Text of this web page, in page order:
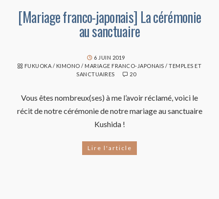
[Mariage franco-japonais] La cérémonie
au sanctuaire
6 JUIN 2019
FUKUOKA / KIMONO / MARIAGE FRANCO-JAPONAIS /TEMPLES ET
SANCTUAIRES
20
Vous êtes nombreux(ses) à me l’avoir réclamé, voici le
récit de notre cérémonie de notre mariage au sanctuaire
Kushida !
Lire l'article